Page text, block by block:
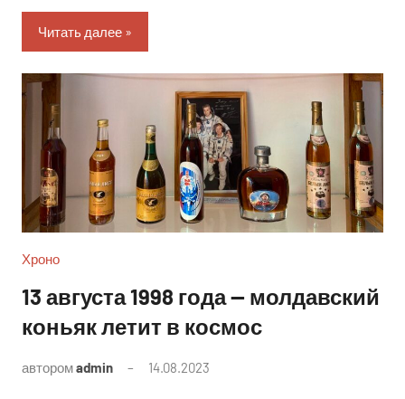
Читать далее
Хроно
13 августа 1998 года — молдавский
коньяк летит в космос
авторомadmin 14.08.2023